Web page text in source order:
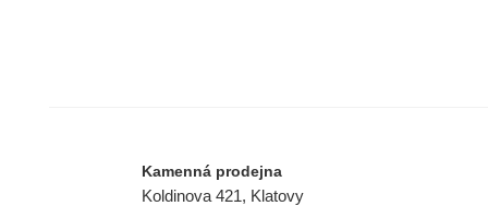
Kamenná prodejna
Koldinova 421, Klatovy